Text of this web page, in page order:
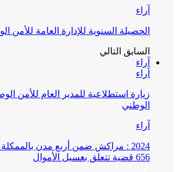
آراء
الحصيلة السنوية للإدارة العامة للأمن
السابق التالي
آراء
آراء
زيارة استطلاعية للمدير العام للأمن
الوطني
آراء
2024 : مراكش ضمن أربع مدن
656 قضية تتعلق بغسيل الأموال